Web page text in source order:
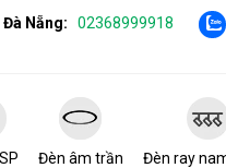
Đà Nẵng: 02368999918
Đèn âm trần Đèn ray